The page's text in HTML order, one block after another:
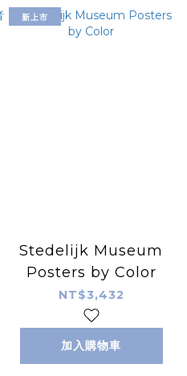
新上市
Stedelijk Museum
Posters by Color
NT$3,432
加入購物車